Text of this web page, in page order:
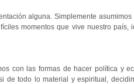
alguna. Simplemente
momentos que vive nuestro país,
con las formas de hacer política y
de todo lo material y espiritual,